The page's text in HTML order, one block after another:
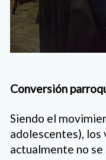
Conversión
Siendo el
adolescentes), los
actualmente no